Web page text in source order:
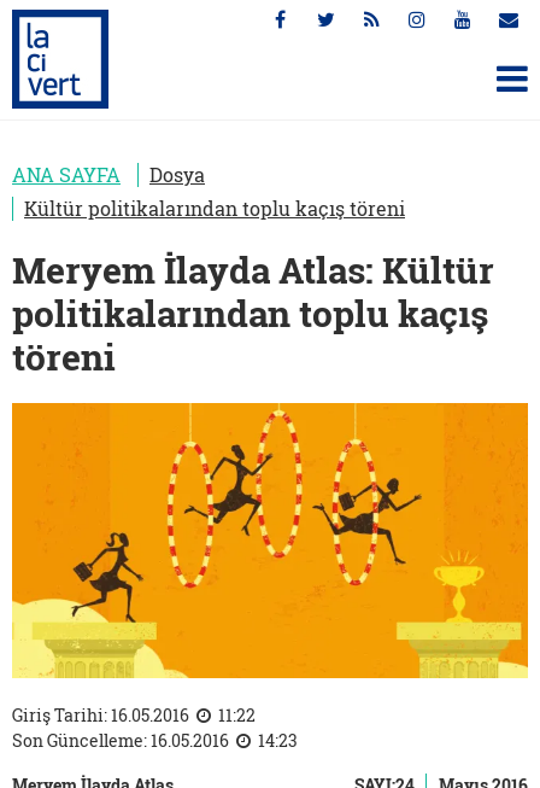
ANA SAYFA
Dosya
Kültür politikalarından toplu kaçış töreni
Meryem İlayda Atlas: Kültür
politikalarından toplu kaçış
töreni
Giriş Tarihi: 16.05.2016
11:22
Son Güncelleme: 16.05.2016
14:23